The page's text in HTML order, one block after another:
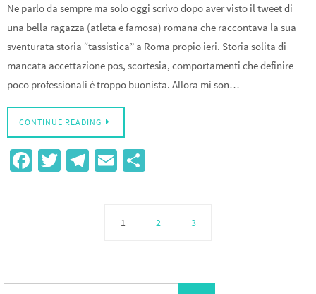
Ne parlo da sempre ma solo oggi scrivo dopo aver visto il tweet di
una bella ragazza (atleta e famosa) romana che raccontava la sua
sventurata storia “tassistica” a Roma propio ieri. Storia solita di
mancata accettazione pos, scortesia, comportamenti che definire
poco professionali è troppo buonista. Allora mi son…
CONTINUE READING
Fa T
Te E
e
1 2 3